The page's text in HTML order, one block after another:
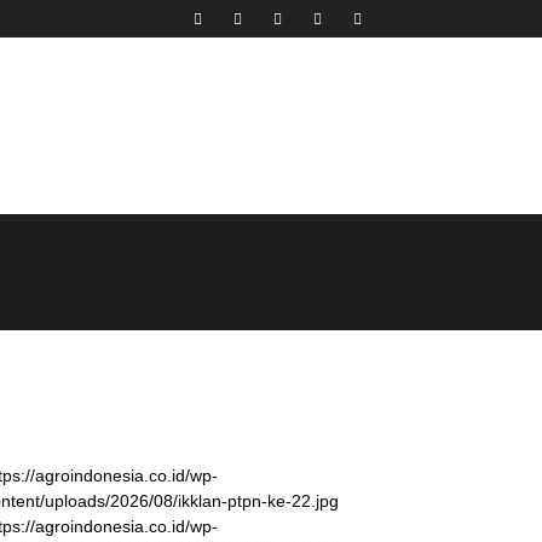
agroindonesia.co.id/wp-
uploads/2026/08/ikklan-ptpn-ke-22.jpg
agroindonesia.co.id/wp-